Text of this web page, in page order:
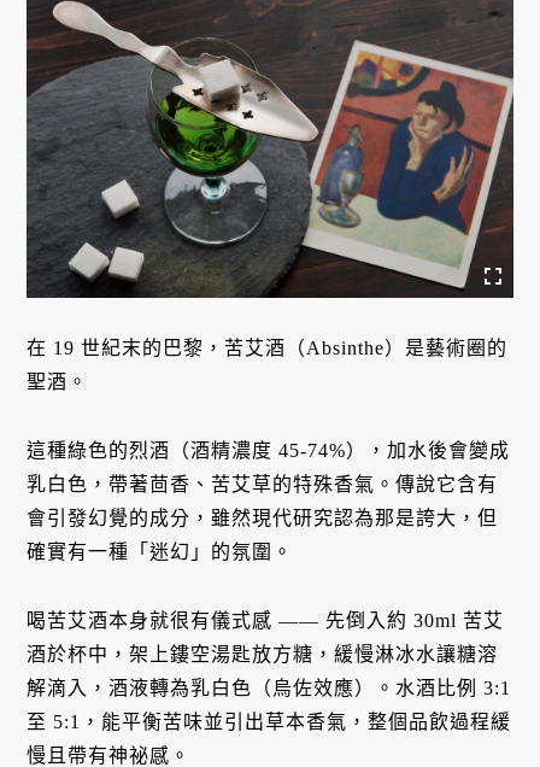
在 19 世紀末的巴黎，苦艾酒（Absinthe）是藝術圈的
聖酒。
這種綠色的烈酒（酒精濃度 45-74%），加水後會變成
乳白色，帶著茴香、苦艾草的特殊香氣。傳說它含有
會引發幻覺的成分，雖然現代研究認為那是誇大，但
確實有一種「迷幻」的氛圍。
喝苦艾酒本身就很有儀式感 —— 先倒入約 30ml 苦艾
酒於杯中，架上鏤空湯匙放方糖，緩慢淋冰水讓糖溶
解滴入，酒液轉為乳白色（烏佐效應）。水酒比例 3:1
至 5:1，能平衡苦味並引出草本香氣，整個品飲過程緩
慢且帶有神祕感。